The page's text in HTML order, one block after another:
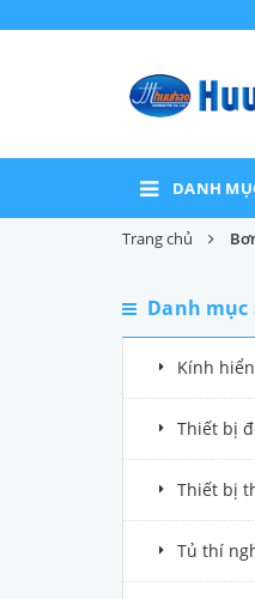
DANH
Trang chủ
Danh mục
Kính
Thiết bị
Thiết bị
Tủ thí